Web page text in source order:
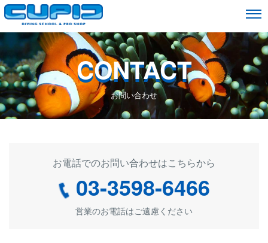
CONTACT
お問い合わせ
お電話でのお問い合わせはこちらから
03-3598-6466
営業のお電話はご遠慮ください